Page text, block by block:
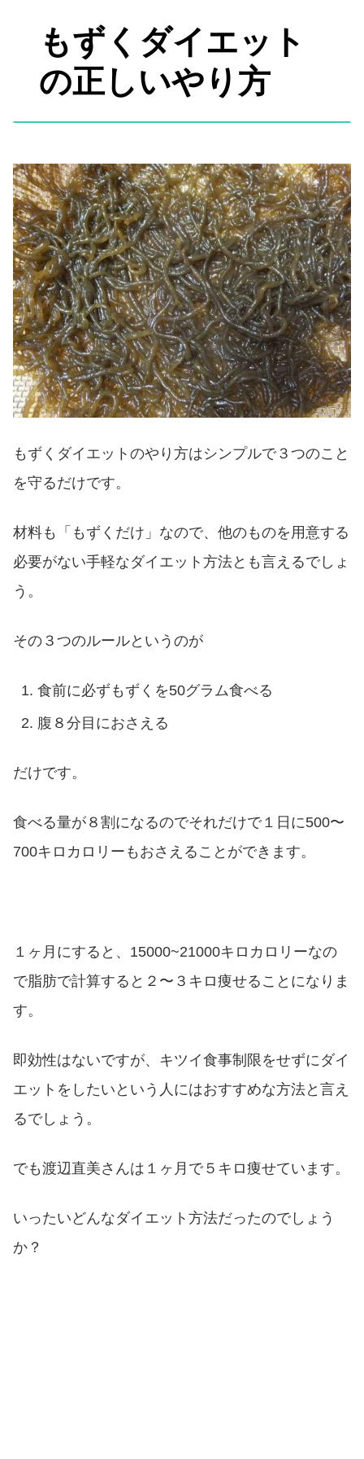
もずくダイエット
の正しいやり方
もずくダイエットのやり方はシンプルで３つのこと
を守るだけです。
材料も「もずくだけ」なので、他のものを用意する
必要がない手軽なダイエット方法とも言えるでしょ
う。
その３つのルールというのが
食前に必ずもずくを50グラム食べる
腹８分目におさえる
だけです。
食べる量が８割になるのでそれだけで１日に500〜
700キロカロリーもおさえることができます。
１ヶ月にすると、15000~21000キロカロリーなの
で脂肪で計算すると２〜３キロ痩せることになりま
す。
即効性はないですが、キツイ食事制限をせずにダイ
エットをしたいという人にはおすすめな方法と言え
るでしょう。
でも渡辺直美さんは１ヶ月で５キロ痩せています。
いったいどんなダイエット方法だったのでしょう
か？